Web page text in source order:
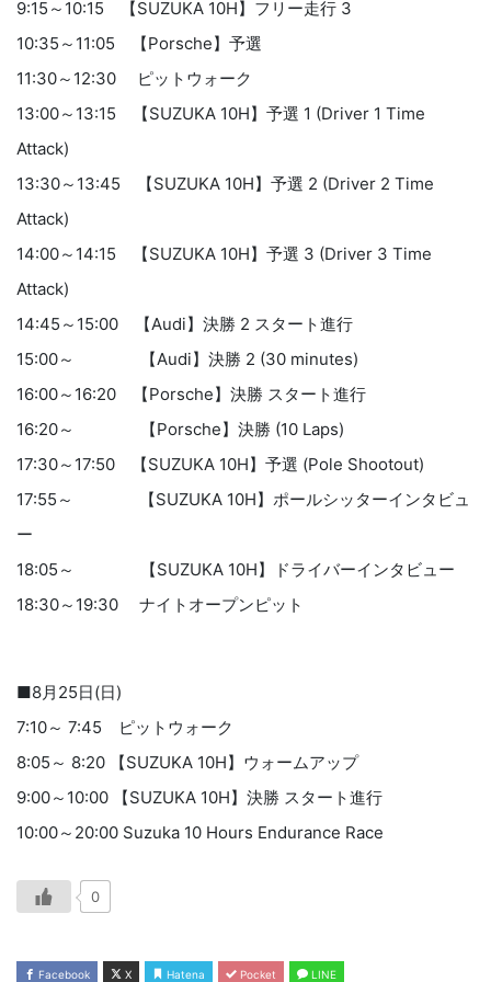
9:15～10:15 【SUZUKA 10H】フリー走行 3
10:35～11:05 【Porsche】予選
11:30～12:30 ピットウォーク
13:00～13:15 【SUZUKA 10H】予選 1 (Driver 1 Time
Attack)
13:30～13:45 【SUZUKA 10H】予選 2 (Driver 2 Time
Attack)
14:00～14:15 【SUZUKA 10H】予選 3 (Driver 3 Time
Attack)
14:45～15:00 【Audi】決勝 2 スタート進行
15:00～ 【Audi】決勝 2 (30 minutes)
16:00～16:20 【Porsche】決勝 スタート進行
16:20～ 【Porsche】決勝 (10 Laps)
17:30～17:50 【SUZUKA 10H】予選 (Pole Shootout)
17:55～ 【SUZUKA 10H】ポールシッターインタビュ
ー
18:05～ 【SUZUKA 10H】ドライバーインタビュー
18:30～19:30 ナイトオープンピット
■8月25日(日)
7:10～ 7:45 ピットウォーク
8:05～ 8:20 【SUZUKA 10H】ウォームアップ
9:00～10:00 【SUZUKA 10H】決勝 スタート進行
10:00～20:00 Suzuka 10 Hours Endurance Race
0
Facebook X Hatena Pocket LINE